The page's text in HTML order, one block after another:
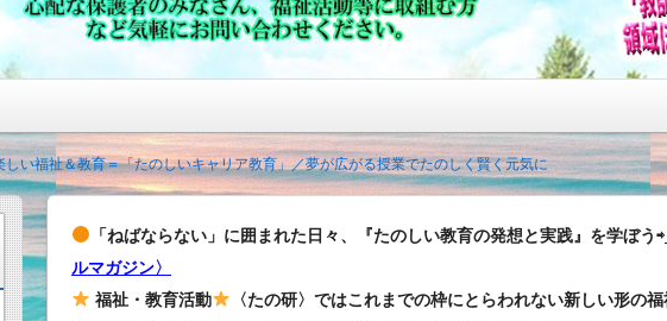
しい福祉＆教育＝「たのしいキャリア教育」／夢が広がる授業でたのしく賢く元気に
「ねばならない」に囲まれた日々、『たのしい教育の発想と実践』を学ぼう⇨
ルマガジン〉
福祉・教育活動
〈たの研〉ではこれまでの枠にとらわれない新しい形の